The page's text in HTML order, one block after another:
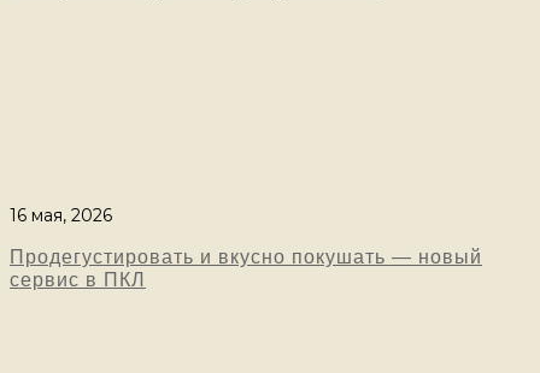
16 мая, 2026
Продегустировать и вкусно покушать — новый
сервис в ПКЛ